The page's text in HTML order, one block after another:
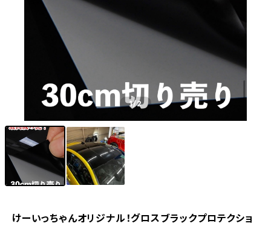
1/2
けーいっちゃんオリジナル！グロスブラックプロテクショ